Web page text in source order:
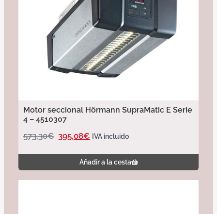
Motor seccional Hörmann SupraMatic E Serie
4 – 4510307
573,30€ 395,08€ IVA incluido
Añadir a la cesta